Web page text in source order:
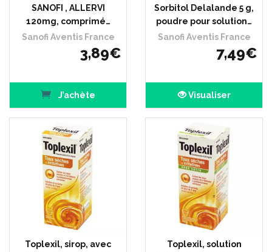
SANOFI , ALLERVI
120mg, comprimé…
Sanofi Aventis France
3,89€
J’achète
Sorbitol Delalande 5 g,
poudre pour solution…
Sanofi Aventis France
7,49€
Visualiser
Toplexil, sirop, avec
Toplexil, solution